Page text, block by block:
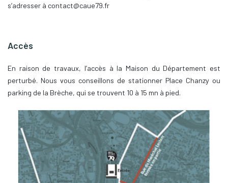
s’adresser à contact@caue79.fr
Accès
En raison de travaux, l’accès à la Maison du Département est
perturbé. Nous vous conseillons de stationner Place Chanzy ou
parking de la Brèche, qui se trouvent 10 à 15 mn à pied.